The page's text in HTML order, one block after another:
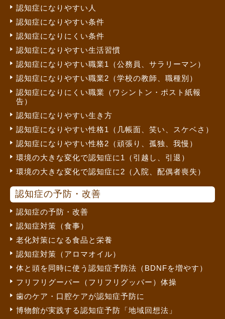
認知症になりやすい人
認知症になりやすい条件
認知症になりにくい条件
認知症になりやすい生活習慣
認知症になりやすい職業1（公務員、サラリーマン）
認知症になりやすい職業2（学校の教師、職種別）
認知症になりにくい職業（ワシントン・ポスト紙報
告）
認知症になりやすい生き方
認知症になりやすい性格1（几帳面、笑い、スケベさ）
認知症になりやすい性格2（頑張り、孤独、我慢）
環境の大きな変化で認知症に1（引越し、引退）
環境の大きな変化で認知症に2（入院、配偶者喪失）
認知症の予防・改善
認知症の予防・改善
認知症対策（食事）
老化対策になる食品と栄養
認知症対策（アロマオイル）
体と頭を同時に使う認知症予防法（BDNFを増やす）
フリフリグーパー（フリフリグッパー）体操
歯のケア・口腔ケアが認知症予防に
博物館が実践する認知症予防「地域回想法」